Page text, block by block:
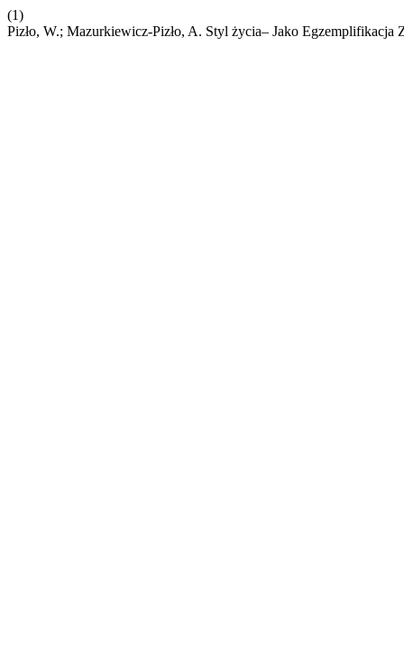
(1)
Pizło, W.; Mazurkiewicz-Pizło, A. Styl życia– Jako